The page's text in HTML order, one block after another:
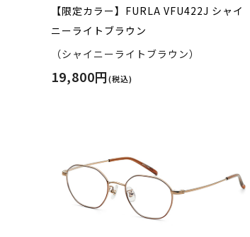
【限定カラー】FURLA VFU422J シャイ
ニーライトブラウン
（シャイニーライトブラウン）
19,800円(税込)